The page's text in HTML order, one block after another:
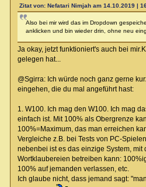
Zitat von: Nefatari Nimjah am 14.10.2019 |
Also bei mir wird das im Dropdown
anklicken und bin wieder drin, ohne neu
Ja okay, jetzt funktioniert's auch bei
gelegen hat...
@Sgirra: Ich würde noch ganz gerne
eingehen, die du mal angeführt hast:
1. W100. Ich mag den W100. Ich mag
einfach ist. Mit 100% als Obergrenze
100%=Maximum, das man erreichen
Vergleiche z.B. bei Tests von PC-
nebenbei ist es das einzige System, mit
Wortklaubereien betreiben kann:
100% auf jemanden verlassen, etc.
Ich glaube nicht, dass jemand sagt: